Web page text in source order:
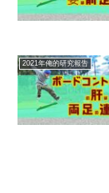
2021年俺的研究報告